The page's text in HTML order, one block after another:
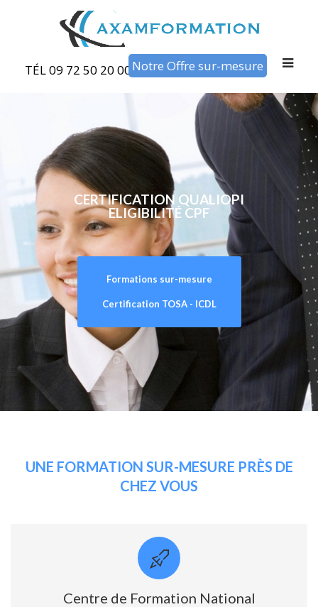
Notre Offre sur-mesure
TÉL 09 72 50 20 00
CERTIFICATION QUALIOPI
ELIGIBILITÉ CPF
Formations sur-mesure
Certification TOSA - ICDL
UNE FORMATION SUR-MESURE PRÈS DE
CHEZ VOUS
Centre de Formation National